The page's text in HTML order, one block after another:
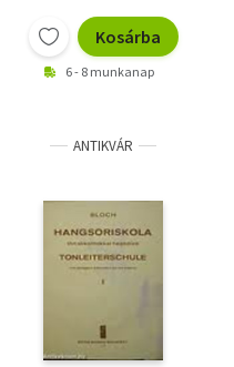
Kosárba
6 - 8 munkanap
ANTIKVÁR